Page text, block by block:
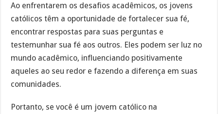
Ao enfrentarem os desafios acadêmicos, os jovens
católicos têm a oportunidade de fortalecer sua fé,
encontrar respostas para suas perguntas e
testemunhar sua fé aos outros. Eles podem ser luz no
mundo acadêmico, influenciando positivamente
aqueles ao seu redor e fazendo a diferença em suas
comunidades.
Portanto, se você é um jovem católico na